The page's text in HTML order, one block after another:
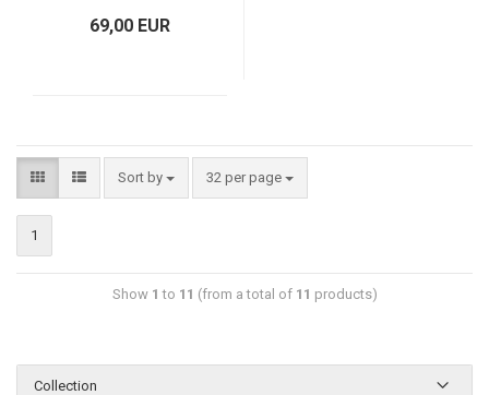
69,00 EUR
Sort by 32 per page
1
Show 1 to 11 (from a total of 11 products)
Collection